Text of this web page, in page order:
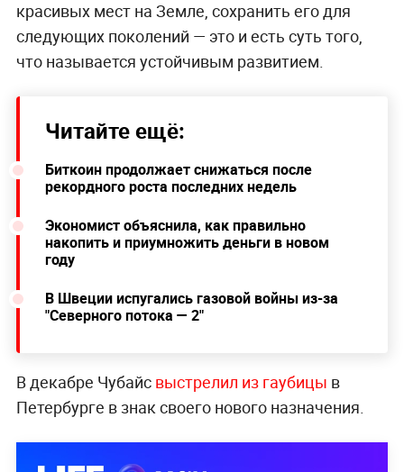
красивых мест на Земле, сохранить его для
следующих поколений — это и есть суть того,
что называется устойчивым развитием.
Читайте ещё:
Биткоин продолжает снижаться после
рекордного роста последних недель
Экономист объяснила, как правильно
накопить и приумножить деньги в новом
году
В Швеции испугались газовой войны из-за
"Северного потока — 2"
В декабре Чубайс выстрелил из гаубицы в
Петербурге в знак своего нового назначения.